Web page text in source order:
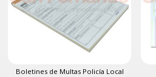
Boletines de Multas Policía Local